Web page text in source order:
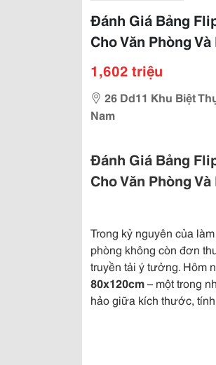
Đánh Giá Bảng
Cho Văn Phòng
1,602 triệu
26 Dd11 Khu Biệt
Nam
Đánh Giá Bảng
Cho Văn Phòng
Trong kỷ nguyên của
phòng không còn đơn
truyền tải ý tưởng. Hôm
80x120cm– một trong
hảo giữa kích thước,